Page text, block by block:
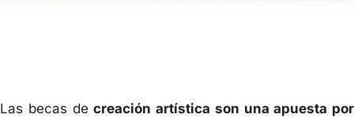
Las becas decreación artística son una apuesta por